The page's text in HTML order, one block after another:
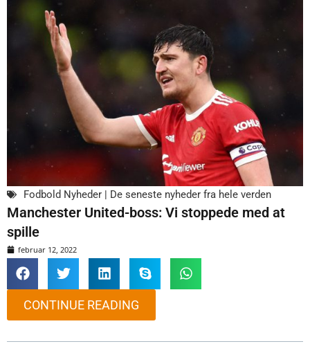
Fodbold Nyheder | De seneste nyheder fra hele verden
Manchester United-boss: Vi stoppede med at
spille
februar 12, 2022
CONTINUE READING